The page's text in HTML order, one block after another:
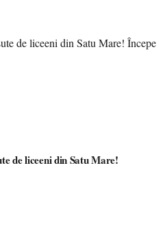
de liceeni din Satu Mare!